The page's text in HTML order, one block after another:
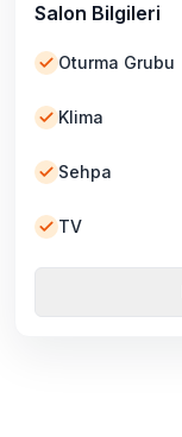
Salon Bilgileri
Oturma Grubu
Klima
Sehpa
TV